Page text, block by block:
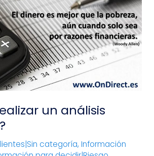
un análisis
categoría, Información